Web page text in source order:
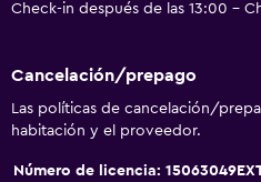
Tetera eléctrica
Bar/lounge
Check-in después de las 13:00 -
Cancelación/prepago
Las políticas de cancelación/
habitación y el proveedor.
Número de licencia: